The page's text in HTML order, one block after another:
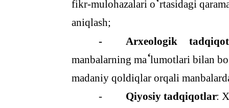
fikr-mulohazalari o rtasidagi
aniqlash;
-
Arxeologik
manbalarning ma‘lumotlari bilan
madaniy qoldiqlar orqali
-
Qiyosiy tadqiqotlar: